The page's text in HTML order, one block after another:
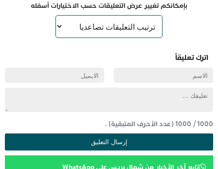
بإمكانكم تغيير عرض التعليقات حسب الاختيارات أسفله
اترك تعليقاً
1000
/
1000(عدد الأحرف المتبقية) .
تابع آخر الأخبار من شمال بريس على WhatsApp